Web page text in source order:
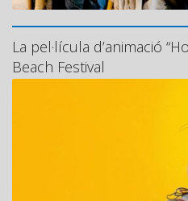
La pel·lícula d’animació
Beach Festival